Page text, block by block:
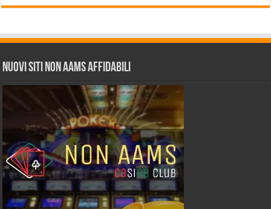
Nuovi siti non AAMS affidabili